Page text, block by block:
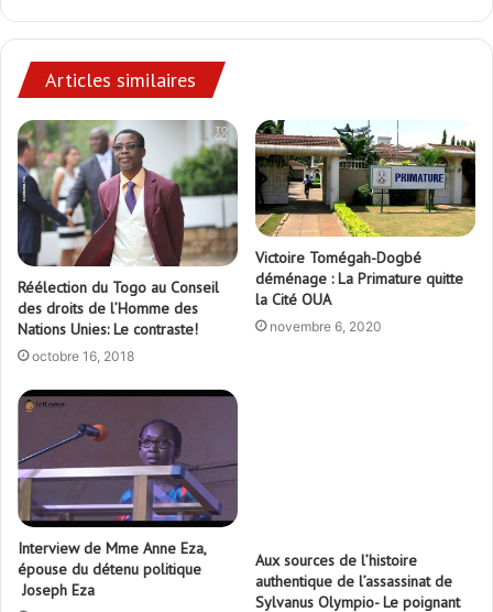
Articles similaires
Réélection du Togo au Conseil
des droits de l’Homme des
Nations Unies: Le contraste!
octobre 16, 2018
Victoire Tomégah-Dogbé
déménage : La Primature quitte
la Cité OUA
novembre 6, 2020
Interview de Mme Anne Eza,
épouse du détenu politique
Joseph Eza
Aux sources de l’histoire
authentique de l’assassinat de
Sylvanus Olympio- Le poignant